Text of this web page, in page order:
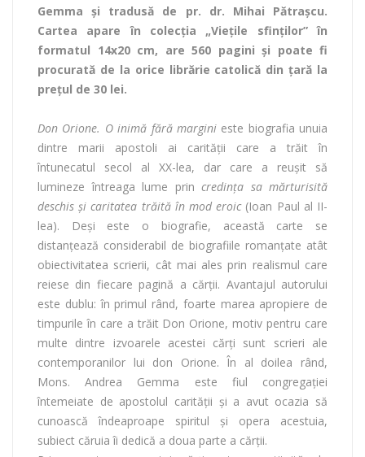
Gemma și tradusă de pr. dr. Mihai Pătrașcu.
Cartea apare în colecția „Viețile sfinților” în
formatul 14x20 cm, are 560 pagini și poate fi
procurată de la orice librărie catolică din țară la
prețul de 30 lei.
Don Orione. O inimă fără marginieste biografia unuia
dintre marii apostoli ai carității care a trăit în
întunecatul secol al XX-lea, dar care a reușit să
lumineze întreaga lume prin credința sa mărturisită
deschis și caritatea trăită în mod eroic(Ioan Paul al II-
lea). Deși este o biografie, această carte se
distanțează considerabil de biografiile romanțate atât
obiectivitatea scrierii, cât mai ales prin realismul care
reiese din fiecare pagină a cărții. Avantajul autorului
este dublu: în primul rând, foarte marea apropiere de
timpurile în care a trăit Don Orione, motiv pentru care
multe dintre izvoarele acestei cărți sunt scrieri ale
contemporanilor lui don Orione. În al doilea rând,
Mons. Andrea Gemma este fiul congregației
întemeiate de apostolul carității și a avut ocazia să
cunoască îndeaproape spiritul și opera acestuia,
subiect căruia îi dedică a doua parte a cărții.